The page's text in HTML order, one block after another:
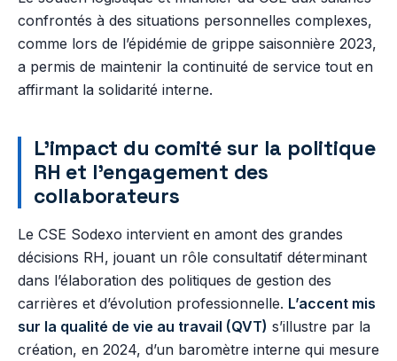
confrontés à des situations personnelles complexes,
comme lors de l’épidémie de grippe saisonnière 2023,
a permis de maintenir la continuité de service tout en
affirmant la solidarité interne.
L’impact du comité sur la politique
RH et l’engagement des
collaborateurs
Le CSE Sodexo intervient en amont des grandes
décisions RH, jouant un rôle consultatif déterminant
dans l’élaboration des politiques de gestion des
carrières et d’évolution professionnelle. L’accent mis
sur la qualité de vie au travail (QVT) s’illustre par la
création, en 2024, d’un baromètre interne qui mesure